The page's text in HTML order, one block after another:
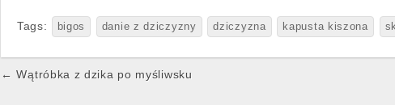
Tags: bigos danie z dziczyzny dziczyzna kapusta kiszona
Post
← Wątróbka z dzika po myśliwsku